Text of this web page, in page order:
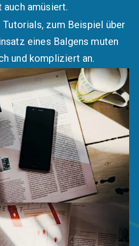
auch amüsiert.
zum Beispiel über
eines Balgens muten
und kompliziert an.